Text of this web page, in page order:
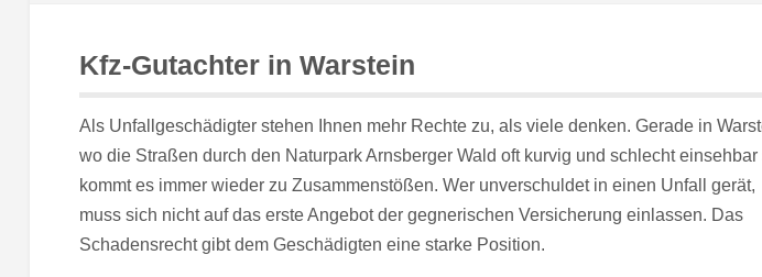
Kfz-Gutachter in Warstein
Als Unfallgeschädigter stehen Ihnen mehr Rechte zu, als viele denken. Gerade in
wo die Straßen durch den Naturpark Arnsberger Wald oft kurvig und schlecht einsehbar
kommt es immer wieder zu Zusammenstößen. Wer unverschuldet in einen Unfall gerät,
muss sich nicht auf das erste Angebot der gegnerischen Versicherung einlassen. Das
Schadensrecht gibt dem Geschädigten eine starke Position.